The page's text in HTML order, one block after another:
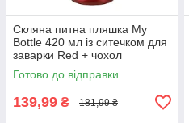
Скляна питна пляшка My
Bottle 420 мл із ситечком для
заварки Red + чохол
Готово до відправки
139,99 ₴ 181,99 ₴